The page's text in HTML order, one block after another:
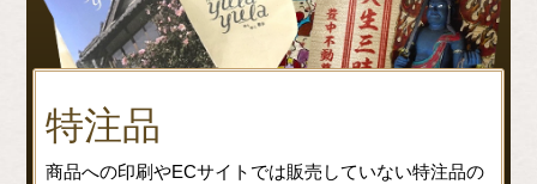
特注品
商品への印刷やECサイトでは販売していない特注品の